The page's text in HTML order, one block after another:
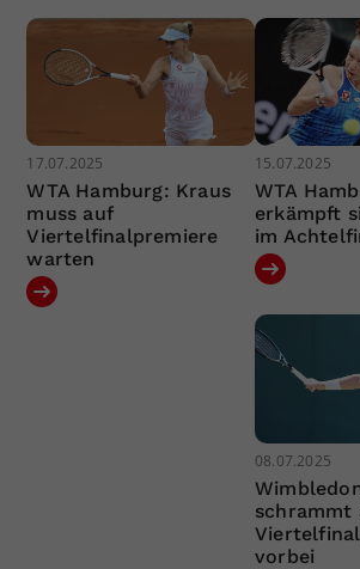
17.07.2025
WTA Hamburg: Kraus
muss auf
Viertelfinalpremiere
warten
15.07.2025
WTA
erkämpft
im
08.07.2025
schrammt
vorbei